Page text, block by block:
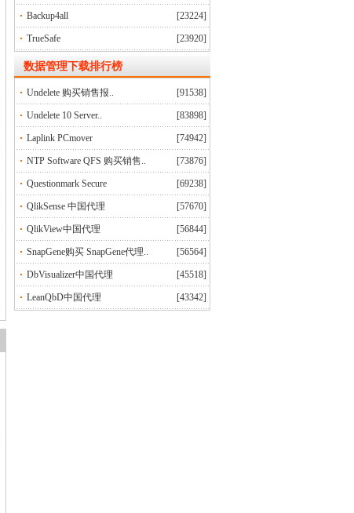
Backup4all [23224]
TrueSafe [23920]
数据管理下载排行榜
Undelete 购买销售报.. [91538]
Undelete 10 Server.. [83898]
Laplink PCmover [74942]
NTP Software QFS 购买销售.. [73876]
Questionmark Secure [69238]
QlikSense 中国代理 [57670]
QlikView中国代理 [56844]
SnapGene购买 SnapGene代理.. [56564]
DbVisualizer中国代理 [45518]
LeanQbD中国代理 [43342]